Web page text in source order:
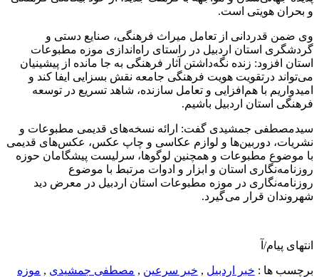
و بحران هویتی است.
وی ضمن قدردانی از تعامل میراث فرهنگی، صنایع دستی و
گردشگری استان اردبیل در راستای راه‌اندازی موزه مطبوعات
استان افزود: زنده نگه‌داشتن آثار فرهنگی به جا مانده از پیشینیان
می‌تواند درتقویت هویت فرهنگی جامعه نقش بسزایی ایفا کند و
امیدواریم با هم‌افزایی و تعامل سازنده، شاهد تسریع در توسعه
فرهنگی استان اردبیل باشیم.
سیدمصطفی جمشیدی گفت: ارائه نسخه‌های قدیمی مطبوعات و
نشریات، دوربین‌ها و لوازم عکاسی و چاپ عکس، عکس‌های قدیمی
با موضوع مطبوعات و همچنین لوگوها، سرلیست پیشگامان حوزه
روزنامه‌نگاری استان و ابزار و ادوات مرتبط با موضوع
روزنامه‌نگاری در موزه مطبوعات استان اردبیل در معرض دید
شهروندان قرار می‌گیرد.
انتهای پیام/آ
برچسب ها : خبر اردبیل , خبر سرعین , مصطفی جمشیدی , موزه